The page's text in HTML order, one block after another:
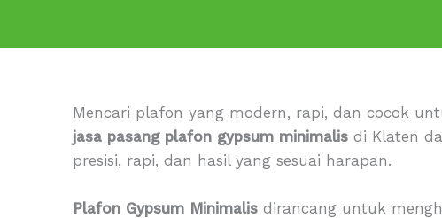
Mencari plafon yang modern, rapi, dan cocok
jasa pasang plafon gypsum minimalis di Klaten
presisi, rapi, dan hasil yang sesuai harapan.
Plafon Gypsum Minimalis dirancang untuk